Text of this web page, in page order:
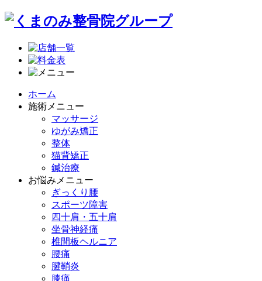
ホーム
施術メニュー
マッサージ
ゆがみ矯正
整体
猫背矯正
鍼治療
お悩みメニュー
ぎっくり腰
スポーツ障害
四十肩・五十肩
坐骨神経痛
椎間板ヘルニア
腰痛
腱鞘炎
膝痛